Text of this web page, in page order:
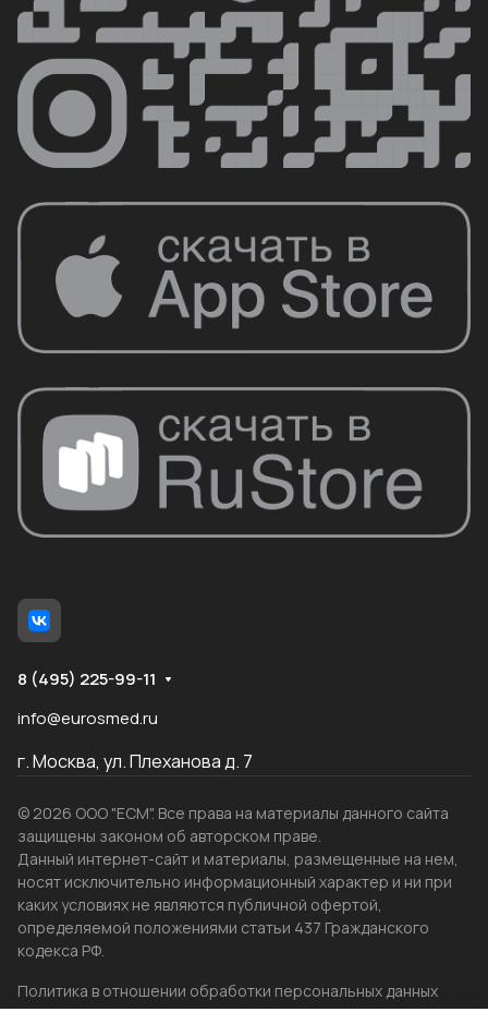
8 (495) 225-99-11
info@eurosmed.ru
г. Москва, ул. Плеханова д. 7
© 2026 ООО "ЕСМ". Все права на материалы данного сайта
защищены законом об авторском праве.
Данный интернет-сайт и материалы, размещенные на нем,
носят исключительно информационный характер и ни при
каких условиях не являются публичной офертой,
определяемой положениями статьи 437 Гражданского
кодекса РФ.
Политика в отношении обработки персональных данных